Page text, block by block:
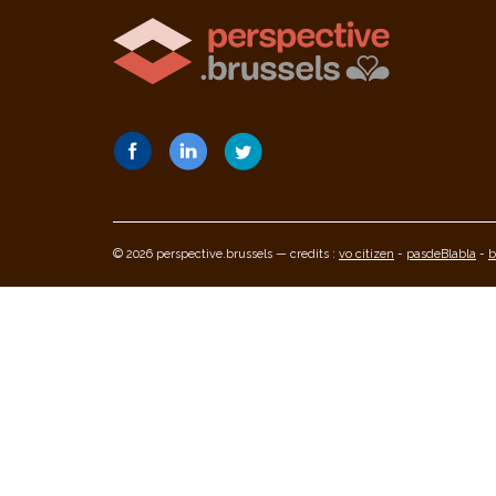
© 2026 perspective.brussels — credits : vo citizen - pasdeBlabla -